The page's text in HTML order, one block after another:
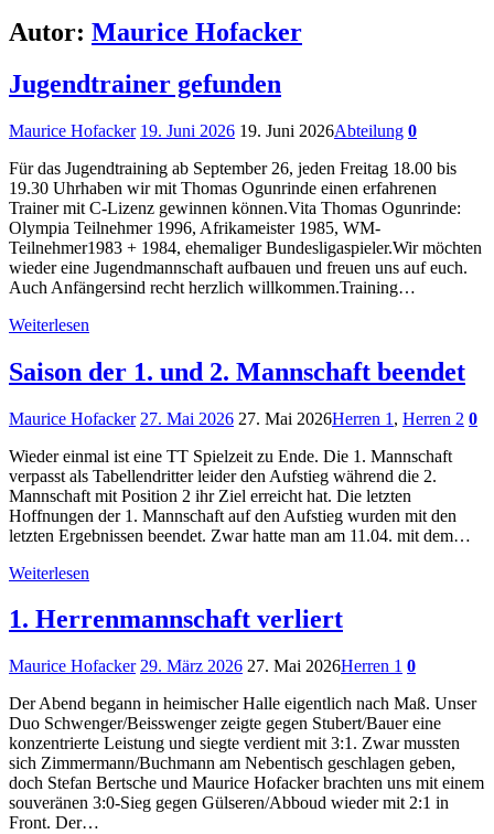
Autor: Maurice Hofacker
Jugendtrainer gefunden
Maurice Hofacker 19. Juni 2026 19. Juni 2026Abteilung 0
Für das Jugendtraining ab September 26, jeden Freitag 18.00 bis
19.30 Uhrhaben wir mit Thomas Ogunrinde einen erfahrenen
Trainer mit C-Lizenz gewinnen können.Vita Thomas Ogunrinde:
Olympia Teilnehmer 1996, Afrikameister 1985, WM-
Teilnehmer1983 + 1984, ehemaliger Bundesligaspieler.Wir möchten
wieder eine Jugendmannschaft aufbauen und freuen uns auf euch.
Auch Anfängersind recht herzlich willkommen.Training…
Weiterlesen
Saison der 1. und 2. Mannschaft beendet
Maurice Hofacker 27. Mai 2026 27. Mai 2026Herren 1 , Herren 2 0
Wieder einmal ist eine TT Spielzeit zu Ende. Die 1. Mannschaft
verpasst als Tabellendritter leider den Aufstieg während die 2.
Mannschaft mit Position 2 ihr Ziel erreicht hat. Die letzten
Hoffnungen der 1. Mannschaft auf den Aufstieg wurden mit den
letzten Ergebnissen beendet. Zwar hatte man am 11.04. mit dem…
Weiterlesen
1. Herrenmannschaft verliert
Maurice Hofacker 29. März 2026 27. Mai 2026Herren 1 0
Der Abend begann in heimischer Halle eigentlich nach Maß. Unser
Duo Schwenger/Beisswenger zeigte gegen Stubert/Bauer eine
konzentrierte Leistung und siegte verdient mit 3:1. Zwar mussten
sich Zimmermann/Buchmann am Nebentisch geschlagen geben,
doch Stefan Bertsche und Maurice Hofacker brachten uns mit einem
souveränen 3:0-Sieg gegen Gülseren/Abboud wieder mit 2:1 in
Front. Der…